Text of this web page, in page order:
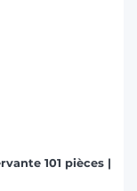
101 pièces |